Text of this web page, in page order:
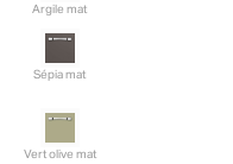
Argile mat
Sépia mat
Vert olive mat